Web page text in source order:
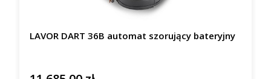
LAVOR DART 36B automat szorujący bateryjny